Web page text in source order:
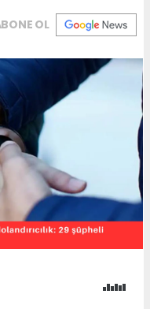
OL